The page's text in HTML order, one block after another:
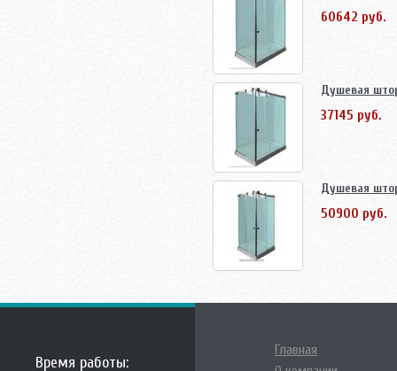
60642 руб.
Душевая
37145 руб.
Душевая
50900 руб.
Время работы:
Главная